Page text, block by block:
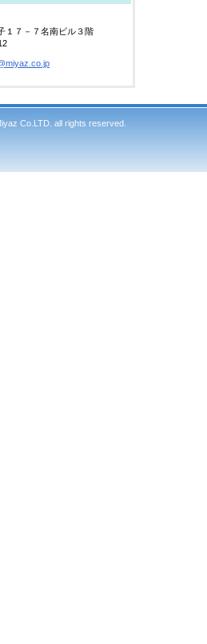
１７－７名南ビル３階
Co.LTD. all rights reserved.